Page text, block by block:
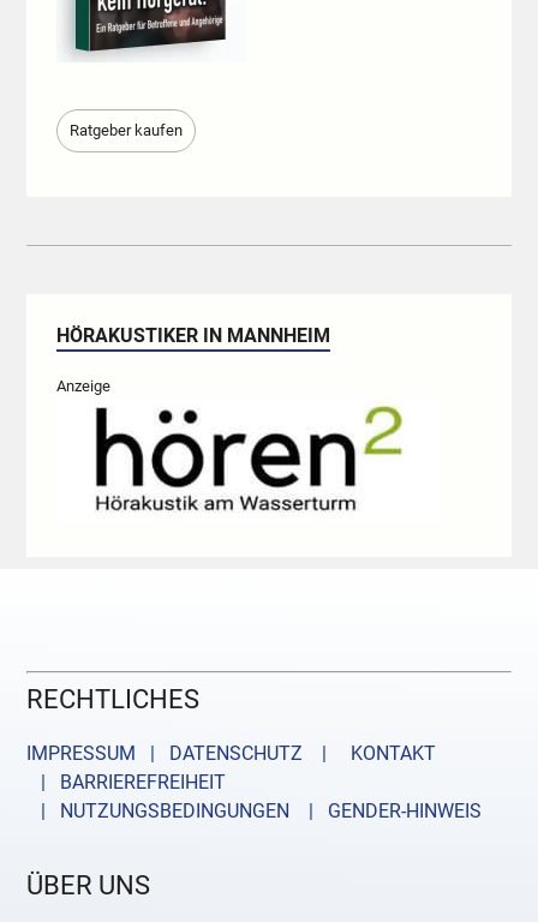
Ratgeber kaufen
HÖRAKUSTIKER IN MANNHEIM
Anzeige
RECHTLICHES
IMPRESSUM | DATENSCHUTZ |
KONTAKT
| BARRIEREFREIHEIT
| NUTZUNGSBEDINGUNGEN
| GENDER-HINWEIS
ÜBER UNS